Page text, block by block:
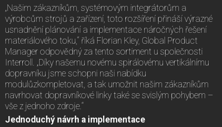
„Našim zákazníkům, systémovým integrátorům a
výrobcům strojů a zařízení, toto rozšíření přináší výrazné
usnadnění plánování a implementace náročných řešení
materiálového toku,“ říká Florian Kley, Global Product
Manager odpovědný za tento sortiment u společnosti
Interroll. „Díky našemu novému spirálovému vertikálnímu
dopravníku jsme schopni naši nabídku
modulůzkompletovat, a tak umožnit našim zákazníkům
navrhovat dopravníkové linky také se svislým pohybem –
vše z jednoho zdroje.“
Jednoduchý návrh a implementace